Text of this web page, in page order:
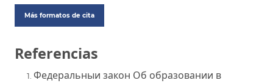
Más formatos de cita
Referencias
Федеральныи закон Об образовании в